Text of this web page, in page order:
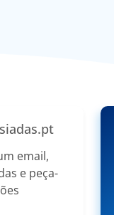
email,
e peça-